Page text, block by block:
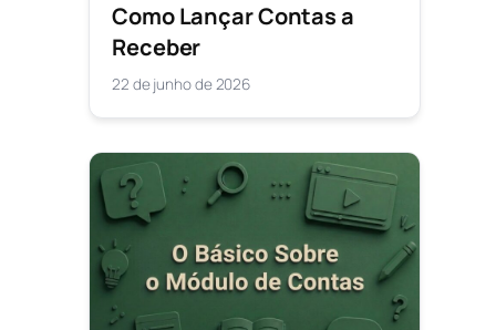
Como Lançar Contas a
Receber
22 de junho de 2026